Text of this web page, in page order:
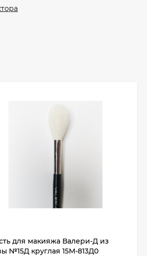
для макияжа Валери-Д из
№15Д круглая 15М-813Д0